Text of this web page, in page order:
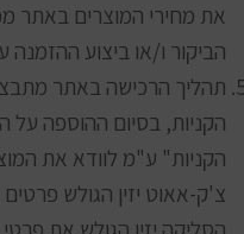
את מחירי המוצרים באתר
הביקור ו/או ביצוע ההזמנה
תהליך הרכישה באתר
הקניות, בסיום ההוספה על
הקניות" ע"מ לוודא את
צ'ק-אאוט יזין הגולש